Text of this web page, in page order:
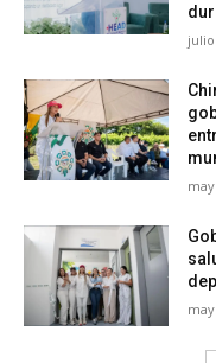
julio